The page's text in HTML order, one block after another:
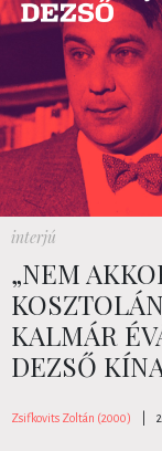
interjú
„NEM
KALMÁR
DEZSŐ
Zsifkovits Zoltán (2000)